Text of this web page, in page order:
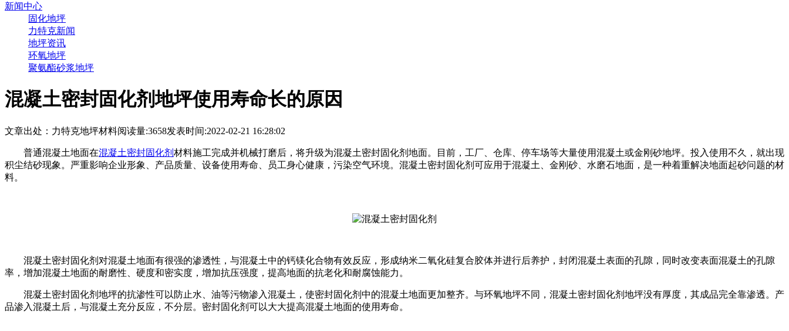
新闻中心
固化地坪
力特克新闻
地坪资讯
环氧地坪
聚氨酯砂浆地坪
混凝土密封固化剂地坪使用寿命长的原因
文章出处：力特克地坪材料阅读量:3658发表时间:2022-02-21 16:28:02
普通混凝土地面在混凝土密封固化剂 材料施工完成并机械打磨后，将升级为混凝土密封固化剂地面。目前，工厂、仓库、停车场等大量使用混凝土或金刚砂地坪。投入使用不久，就出现
积尘结砂现象。严重影响企业形象、产品质量、设备使用寿命、员工身心健康，污染空气环境。混凝土密封固化剂可应用于混凝土、金刚砂、水磨石地面，是一种着重解决地面起砂问题的材
料。
混凝土密封固化剂对混凝土地面有很强的渗透性，与混凝土中的钙镁化合物有效反应，形成纳米二氧化硅复合胶体并进行后养护，封闭混凝土表面的孔隙，同时改变表面混凝土的孔隙
率，增加混凝土地面的耐磨性、硬度和密实度，增加抗压强度，提高地面的抗老化和耐腐蚀能力。
混凝土密封固化剂地坪的抗渗性可以防止水、油等污物渗入混凝土，使密封固化剂中的混凝土地面更加整齐。与环氧地坪不同，混凝土密封固化剂地坪没有厚度，其成品完全靠渗透。产
品渗入混凝土后，与混凝土充分反应，不分层。密封固化剂可以大大提高混凝土地面的使用寿命。